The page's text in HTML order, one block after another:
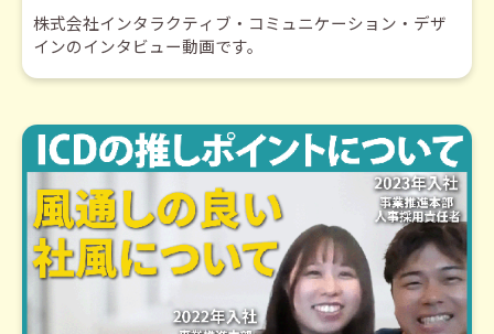
株式会社インタラクティブ・コミュニケーション・デザ
インのインタビュー動画です。